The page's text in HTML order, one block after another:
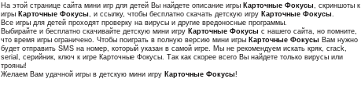
На этой странице сайта мини игр для детей Вы найдете описание игры Карточные Фокусы , скриншоты к
игры Карточные Фокусы , и ссылку, чтобы бесплатно скачать детскую игру Карточные Фокусы
Все игры для детей проходят проверку на вирусы и другие вредоносные программы.
Выбирайте и бесплатно скачивайте детскую мини игру Карточные Фокусы с нашего сайта, но помните,
что время игры ограничено. Чтобы поиграть в полную версию мини игры Карточные Фокусы Вам нужно
будет отправить SMS на номер, который указан в самой игре. Мы не рекомендуем искать кряк, crack,
serial, серийник, ключ к игре Карточные Фокусы. Так как скорее всего Вы найдете только вирусы или
трояны!
Желаем Вам удачной игры в детскую мини игру Карточные Фокусы!